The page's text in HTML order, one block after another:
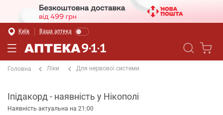
Київ Ваша аптека
Головна Ліки Для нервової системи
Іпідакорд - наявність у Нікополі
Наявність актуальна на 21:00